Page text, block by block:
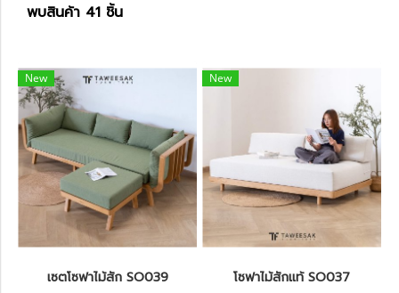
พบสินค้า 41 ชิ้น
New
เซตโซฟาไม้สัก SO039
New
โซฟาไม้สักแท้ SO037